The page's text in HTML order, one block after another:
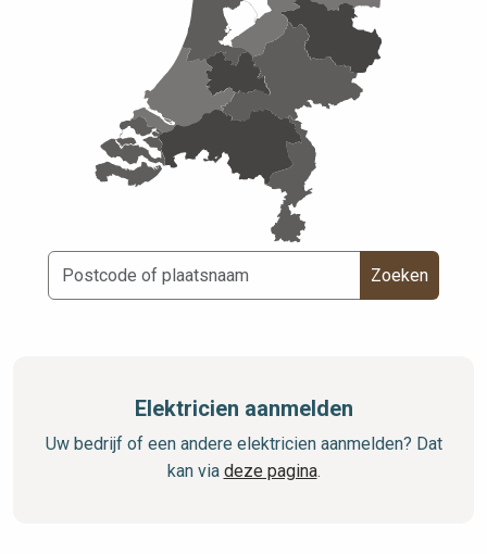
Zoeken
Elektricien aanmelden
Uw bedrijf of een andere elektricien aanmelden? Dat
kan via deze pagina.